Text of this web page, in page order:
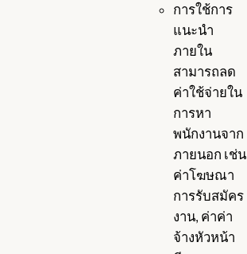
การใช้การ
แนะนำ
ภายใน
สามารถลด
ค่าใช้จ่ายใน
การหา
พนักงานจาก
ภายนอก เช่น
ค่าโฆษณา
การรับสมัคร
งาน, ค่าค่า
จ้างหัวหน้า